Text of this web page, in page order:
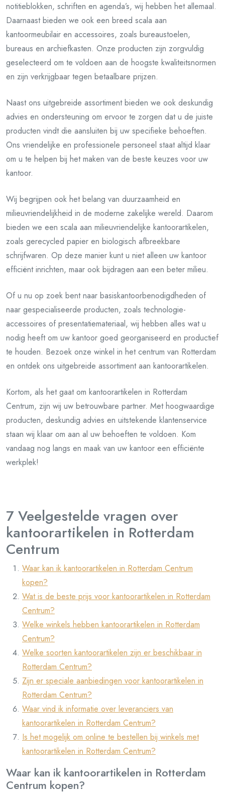
notitieblokken, schriften en agenda’s, wij hebben het allemaal.
Daarnaast bieden we ook een breed scala aan
kantoormeubilair en accessoires, zoals bureaustoelen,
bureaus en archiefkasten. Onze producten zijn zorgvuldig
geselecteerd om te voldoen aan de hoogste kwaliteitsnormen
en zijn verkrijgbaar tegen betaalbare prijzen.
Naast ons uitgebreide assortiment bieden we ook deskundig
advies en ondersteuning om ervoor te zorgen dat u de juiste
producten vindt die aansluiten bij uw specifieke behoeften.
Ons vriendelijke en professionele personeel staat altijd klaar
om u te helpen bij het maken van de beste keuzes voor uw
kantoor.
Wij begrijpen ook het belang van duurzaamheid en
milieuvriendelijkheid in de moderne zakelijke wereld. Daarom
bieden we een scala aan milieuvriendelijke kantoorartikelen,
zoals gerecycled papier en biologisch afbreekbare
schrijfwaren. Op deze manier kunt u niet alleen uw kantoor
efficiënt inrichten, maar ook bijdragen aan een beter milieu.
Of u nu op zoek bent naar basiskantoorbenodigdheden of
naar gespecialiseerde producten, zoals technologie-
accessoires of presentatiemateriaal, wij hebben alles wat u
nodig heeft om uw kantoor goed georganiseerd en productief
te houden. Bezoek onze winkel in het centrum van Rotterdam
en ontdek ons uitgebreide assortiment aan kantoorartikelen.
Kortom, als het gaat om kantoorartikelen in Rotterdam
Centrum, zijn wij uw betrouwbare partner. Met hoogwaardige
producten, deskundig advies en uitstekende klantenservice
staan wij klaar om aan al uw behoeften te voldoen. Kom
vandaag nog langs en maak van uw kantoor een efficiënte
werkplek!
7 Veelgestelde vragen over
kantoorartikelen in Rotterdam
Centrum
Waar kan ik kantoorartikelen in Rotterdam Centrum
kopen?
Wat is de beste prijs voor kantoorartikelen in Rotterdam
Centrum?
Welke winkels hebben kantoorartikelen in Rotterdam
Centrum?
Welke soorten kantoorartikelen zijn er beschikbaar in
Rotterdam Centrum?
Zijn er speciale aanbiedingen voor kantoorartikelen in
Rotterdam Centrum?
Waar vind ik informatie over leveranciers van
kantoorartikelen in Rotterdam Centrum?
Is het mogelijk om online te bestellen bij winkels met
kantoorartikelen in Rotterdam Centrum?
Waar kan ik kantoorartikelen in Rotterdam
Centrum kopen?